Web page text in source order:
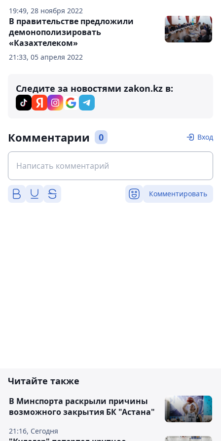
19:49, 28 ноября 2022
21:33, 05 апреля 2022
В правительстве предложили
демонополизировать
«Казахтелеком»
Следите за новостями zakon.kz в:
Комментарии 0 Вход
Комментировать
Читайте также
21:16, Сегодня
В Минспорта раскрыли причины
возможного закрытия БК "Астана"